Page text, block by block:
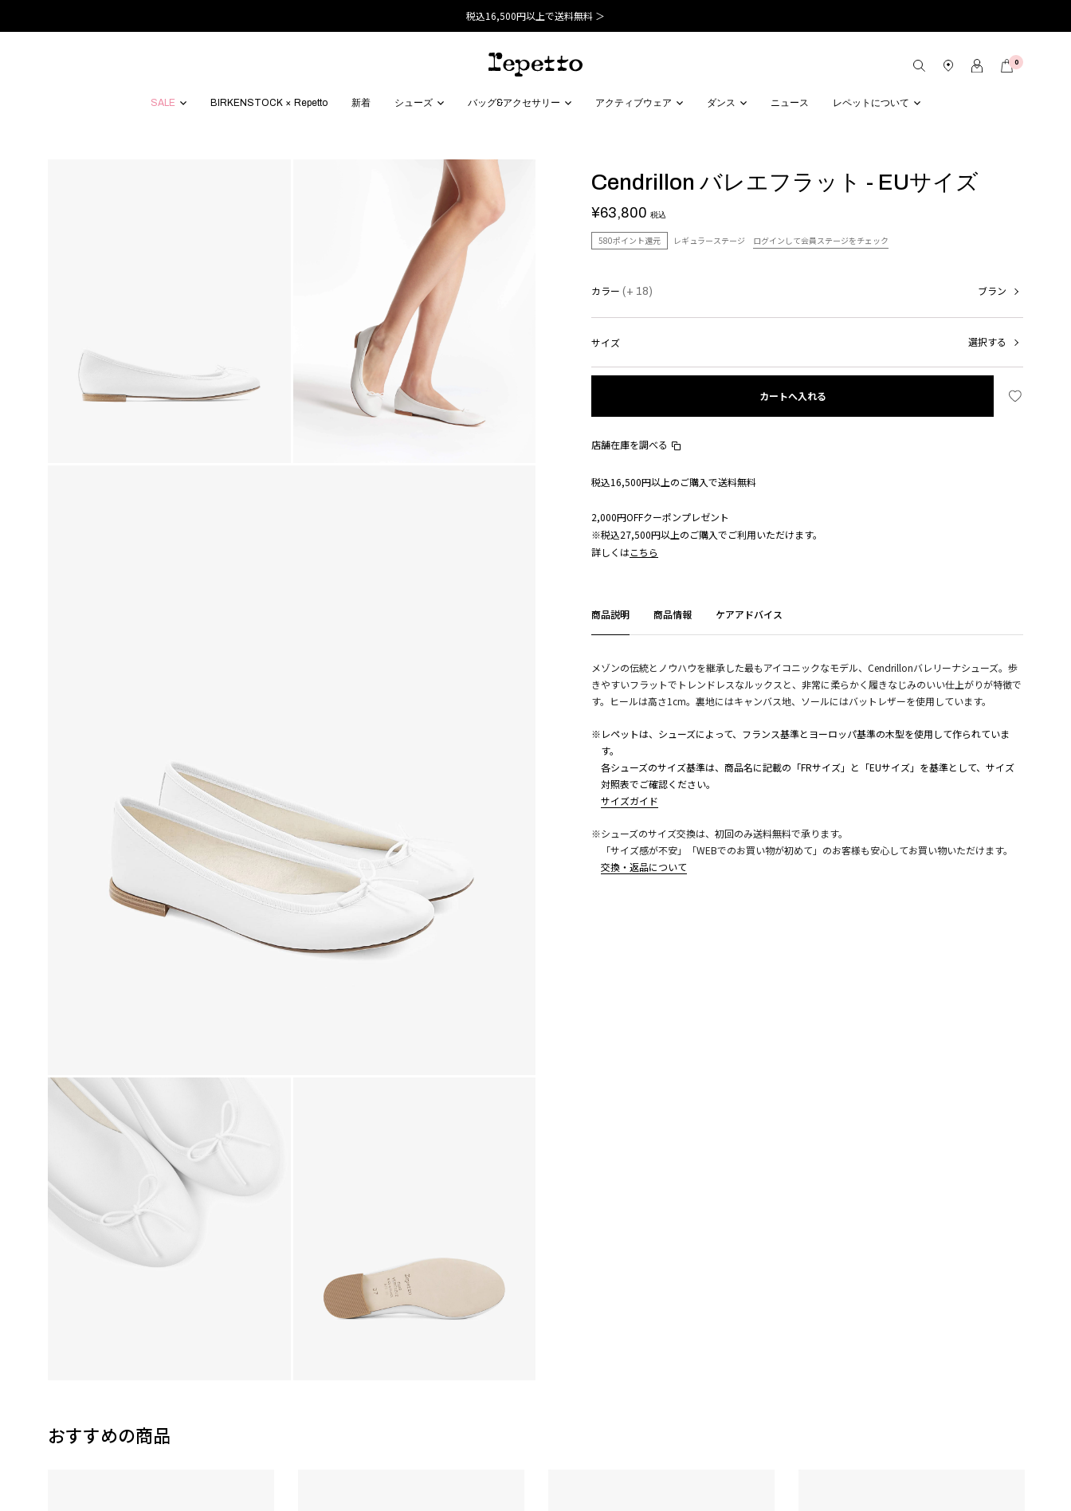
税込16,500円以上で送料無料 ＞
0
SALE BIRKENSTOCK × Repetto 新着 シューズ バッグ&アクセサリー アクティブウェア ダンス ニュース レペットについて
Cendrillon バレエフラット - EUサイズ
¥63,800 税込
580ポイント還元 レギュラーステージ ログインして会員ステージをチェック
カラー (+ 18) ブラン
サイズ 選択する
カートへ入れる
店舗在庫を調べる
税込16,500円以上のご購入で送料無料
2,000円OFFクーポンプレゼント
※税込27,500円以上のご購入でご利用いただけます。
詳しくはこちら
商品説明 商品情報 ケアアドバイス
メゾンの伝統とノウハウを継承した最もアイコニックなモデル、Cendrillonバレリーナシューズ。歩
きやすいフラットでトレンドレスなルックスと、非常に柔らかく履きなじみのいい仕上がりが特徴で
す。ヒールは高さ1cm。裏地にはキャンバス地、ソールにはバットレザーを使用しています。
※レペットは、シューズによって、フランス基準とヨーロッパ基準の木型を使用して作られていま
す。
各シューズのサイズ基準は、商品名に記載の「FRサイズ」と「EUサイズ」を基準として、サイズ
対照表でご確認ください。
サイズガイド
※シューズのサイズ交換は、初回のみ送料無料で承ります。
「サイズ感が不安」「WEBでのお買い物が初めて」のお客様も安心してお買い物いただけます。
交換・返品について
おすすめの商品